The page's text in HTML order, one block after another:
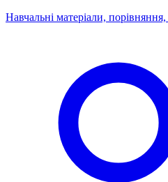
Навчальні матеріали,